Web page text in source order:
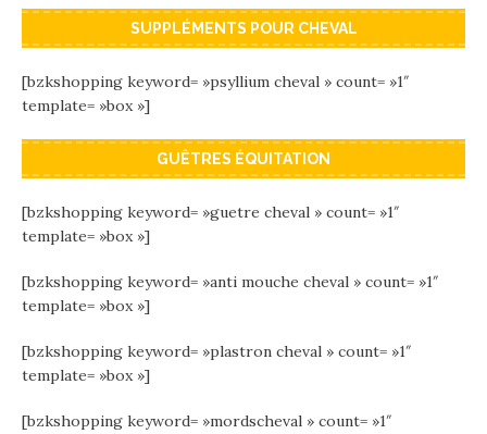
SUPPLÉMENTS POUR CHEVAL
[bzkshopping keyword= »psyllium cheval » count= »1″
template= »box »]
GUÊTRES ÉQUITATION
[bzkshopping keyword= »guetre cheval » count= »1″
template= »box »]
[bzkshopping keyword= »anti mouche cheval » count= »1″
template= »box »]
[bzkshopping keyword= »plastron cheval » count= »1″
template= »box »]
[bzkshopping keyword= »mordscheval » count= »1″